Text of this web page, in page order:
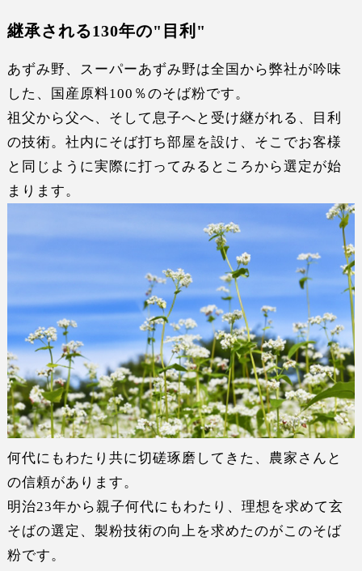
継承される130年の"目利"
あずみ野、スーパーあずみ野は全国から弊社が吟味
した、
国産原料100％のそば粉です。
祖父から父へ、そして息子へと受け継がれる、
目利
の技術。社内にそば打ち部屋を設け、そこでお客様
と同じように実際に打ってみる ところから選定が始
まります。
何代にもわたり共に切磋琢磨してきた、農家さんと
の信頼があります。
明治23年から親子何代にもわたり、理想を求めて玄
そばの選定、製粉技術の向上を求めたのがこのそば
粉です。